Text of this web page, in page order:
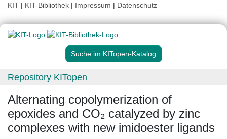
KIT | KIT-Bibliothek | Impressum | Datenschutz
Suche im KITopen-Katalog
Repository KITopen
Alternating copolymerization of
epoxides and CO₂ catalyzed by zinc
complexes with new imidoester ligands